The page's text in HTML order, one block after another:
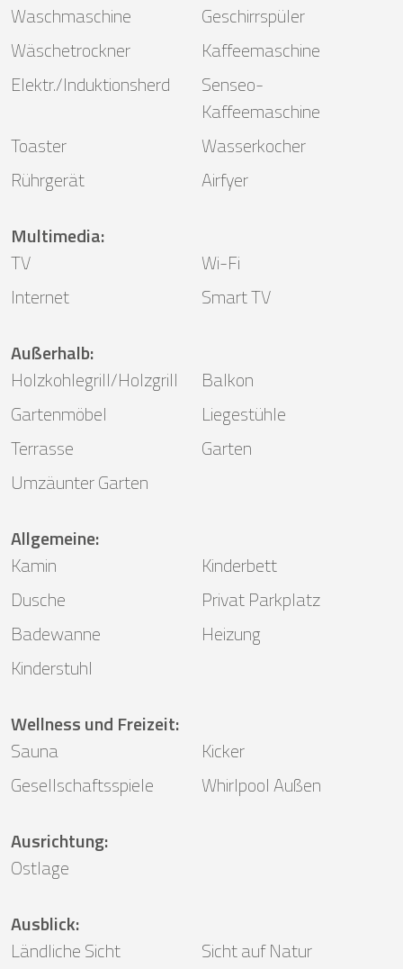
Waschmaschine
Geschirrspüler
Wäschetrockner
Kaffeemaschine
Elektr./Induktionsherd
Senseo-
Kaffeemaschine
Toaster
Wasserkocher
Rührgerät
Airfyer
Multimedia:
TV
Wi-Fi
Internet
Smart TV
Außerhalb:
Holzkohlegrill/Holzgrill
Balkon
Gartenmöbel
Liegestühle
Terrasse
Garten
Umzäunter Garten
Allgemeine:
Kamin
Kinderbett
Dusche
Privat Parkplatz
Badewanne
Heizung
Kinderstuhl
Wellness und Freizeit:
Sauna
Kicker
Gesellschaftsspiele
Whirlpool Außen
Ausrichtung:
Ostlage
Ausblick:
Ländliche Sicht
Sicht auf Natur